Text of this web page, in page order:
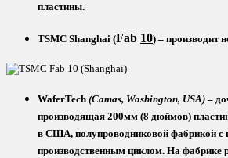
пластины.
TSMC Shanghai (Fab 10) – производит
WaferTech (Camas, Washington, USA) –
производящая 200мм (8 дюймов)
в США, полупроводниковой фабрикой с
производственным циклом. На фабрике